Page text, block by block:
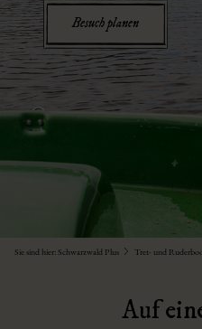
Besuch planen
Sie sind hier: Schwarzwald Plus Tret- und
Auf